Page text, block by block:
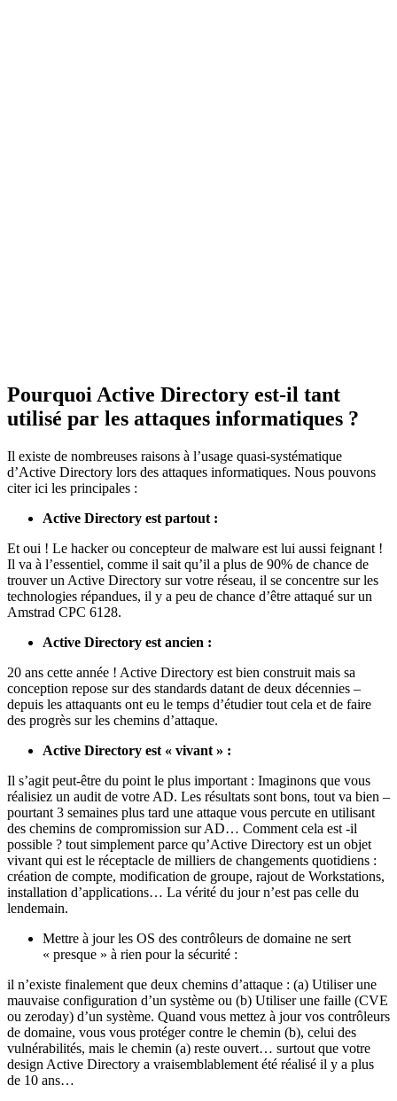
Pourquoi Active Directory est-il tant
utilisé par les attaques informatiques ?
Il existe de nombreuses raisons à l’usage quasi-systématique
d’Active Directory lors des attaques informatiques. Nous pouvons
citer ici les principales :
Active Directory est partout :
Et oui ! Le hacker ou concepteur de malware est lui aussi feignant !
Il va à l’essentiel, comme il sait qu’il a plus de 90% de chance de
trouver un Active Directory sur votre réseau, il se concentre sur les
technologies répandues, il y a peu de chance d’être attaqué sur un
Amstrad CPC 6128.
Active Directory est ancien :
20 ans cette année ! Active Directory est bien construit mais sa
conception repose sur des standards datant de deux décennies –
depuis les attaquants ont eu le temps d’étudier tout cela et de faire
des progrès sur les chemins d’attaque.
Active Directory est « vivant » :
Il s’agit peut-être du point le plus important : Imaginons que vous
réalisiez un audit de votre AD. Les résultats sont bons, tout va bien –
pourtant 3 semaines plus tard une attaque vous percute en utilisant
des chemins de compromission sur AD… Comment cela est -il
possible ? tout simplement parce qu’Active Directory est un objet
vivant qui est le réceptacle de milliers de changements quotidiens :
création de compte, modification de groupe, rajout de Workstations,
installation d’applications… La vérité du jour n’est pas celle du
lendemain.
Mettre à jour les OS des contrôleurs de domaine ne sert
« presque » à rien pour la sécurité :
il n’existe finalement que deux chemins d’attaque : (a) Utiliser une
mauvaise configuration d’un système ou (b) Utiliser une faille (CVE
ou zeroday) d’un système. Quand vous mettez à jour vos contrôleurs
de domaine, vous vous protéger contre le chemin (b), celui des
vulnérabilités, mais le chemin (a) reste ouvert… surtout que votre
design Active Directory a vraisemblablement été réalisé il y a plus
de 10 ans…